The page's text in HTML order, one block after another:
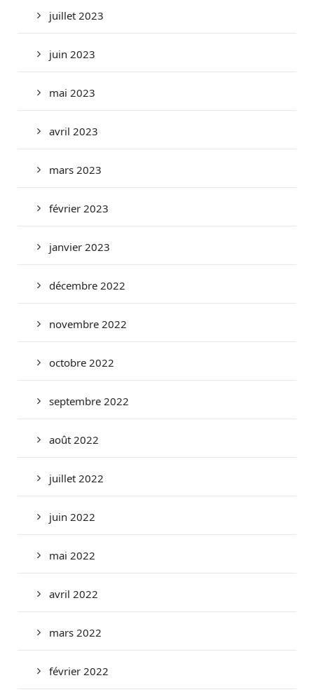
juillet 2023
juin 2023
mai 2023
avril 2023
mars 2023
février 2023
janvier 2023
décembre 2022
novembre 2022
octobre 2022
septembre 2022
août 2022
juillet 2022
juin 2022
mai 2022
avril 2022
mars 2022
février 2022